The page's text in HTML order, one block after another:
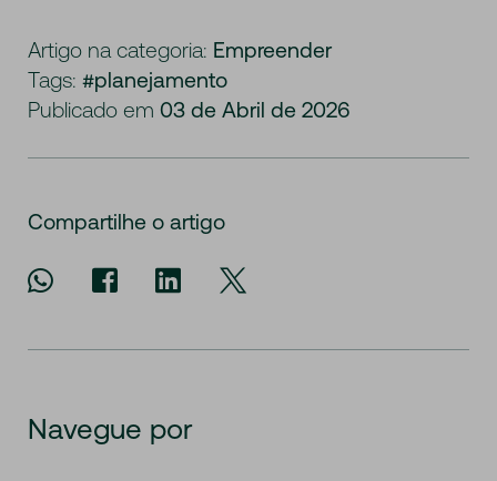
Artigo na categoria: Empreender
Tags: #planejamento
Publicado em 03 de Abril de 2026
Compartilhe o artigo
Navegue por